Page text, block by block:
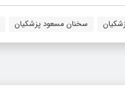
سخنان مسعود پزشکیان